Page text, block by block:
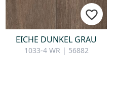
wünschen
–
EICHE DUNKEL GRAU
1033-4 WR | 56882